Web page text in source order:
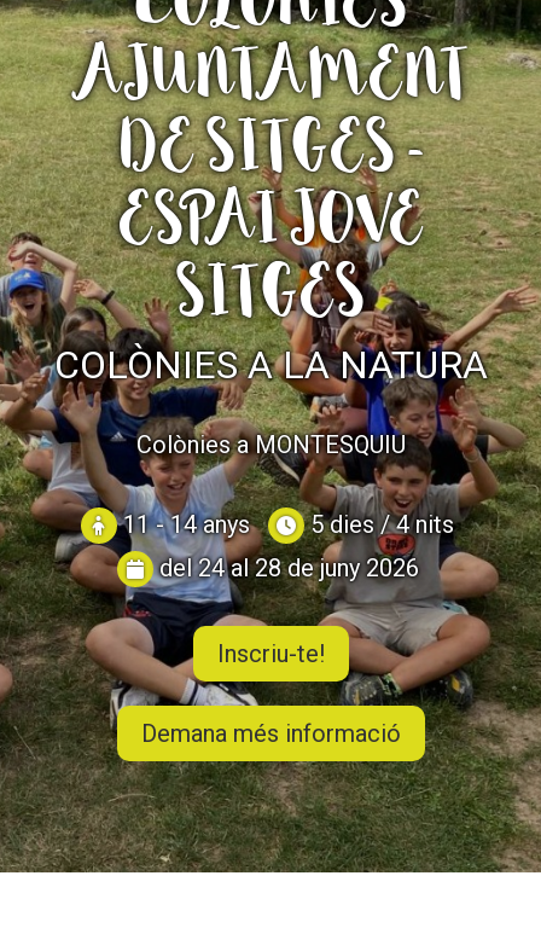
AJUNTAMENT
DE SITGES -
ESPAI JOVE
SITGES
COLÒNIES A LA NATURA
Colònies a MONTESQUIU
11 - 14 anys
5 dies / 4 nits
del 24 al 28 de juny 2026
Inscriu-te!
Demana més informació
CASES DE COLÒNIES
ACCIÓ SOCIAL I JOVES
ESPLAIS
SUPORT TERCER SECTOR
CONEIX FUNDESPLAI
La Fundació
L'equip
Missió i valors
Els comptes clars
Memòria d'activitats